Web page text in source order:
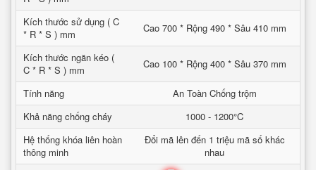
Kích thước sử dụng ( C
* R * S ) mm
Cao 700 * Rộng 490 * Sâu 410 mm
Kích thước ngăn kéo (
C * R * S ) mm
Cao 100 * Rộng 400 * Sâu 370 mm
Tính năng
An Toàn Chống trộm
Khả năng chống cháy
1000 - 1200°C
Hệ thống khóa liên hoàn
thông minh
Đổi mã lên đến 1 triệu mã số khác
nhau